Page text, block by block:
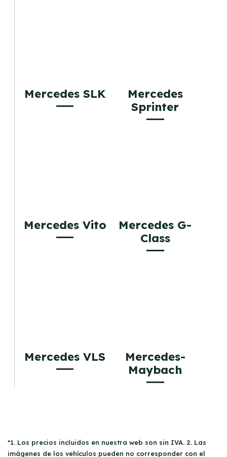
Mercedes SLK
Mercedes
Sprinter
Mercedes Vito
Mercedes G-
Class
Mercedes VLS
Mercedes-
Maybach
*1. Los precios incluidos en nuestra web son sin IVA. 2. Las
imágenes de los vehículos pueden no corresponder con el